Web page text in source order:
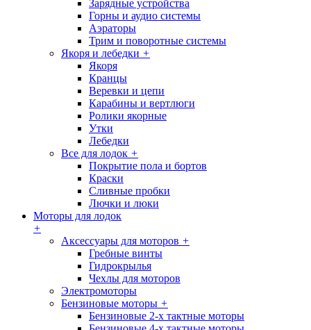
Зарядные устройства
Горны и аудио системы
Аэраторы
Трим и поворотные системы
Якоря и лебедки +
Якоря
Кранцы
Веревки и цепи
Карабины и вертлюги
Ролики якорные
Утки
Лебедки
Все для лодок +
Покрытие пола и бортов
Краски
Сливные пробки
Лючки и люки
Моторы для лодок
+
Аксессуары для моторов +
Гребные винты
Гидрокрылья
Чехлы для моторов
Электромоторы
Бензиновые моторы +
Бензиновые 2-х тактные моторы